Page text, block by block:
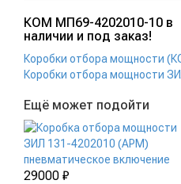
КОМ МП69-4202010-10 в
наличии и под заказ!
Коробки отбора мощности
Коробки отбора мощности
Ещё может подойти
29000 ₽